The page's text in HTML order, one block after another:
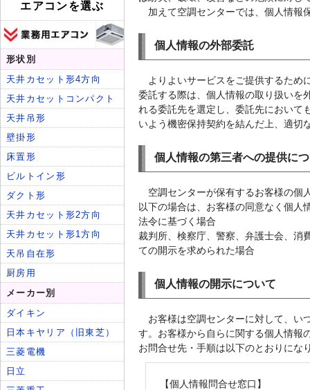
加えて空調センターでは、個人情報
個人情報の外部委託
よりよいサービスをご提供するため
委託する際は、個人情報の取り扱いを
れる委託先を選定し、委託先において
いよう機密保持契約を結んだ上、適切
個人情報の第三者への提供に
空調センターが保有するお客様の個
以下の場合は、お客様の同意なく個人
法令に基づく場合
裁判所、検察庁、警察、弁護士会、消
ての開示を求められた場合
個人情報の開示について
お客様は空調センターに対して、い
す。お客様から自らに関する個人情報
お問合せ先・手順は以下のとおりにな
【個人情報問合せ窓口】